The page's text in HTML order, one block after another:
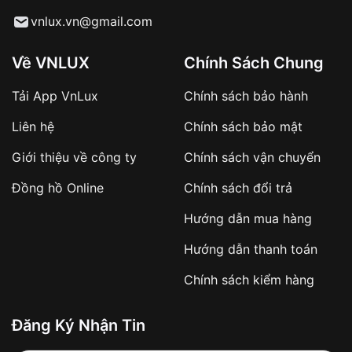
chỉnh độ dài phù hợp với mọi kích thước cổ tay.
Kích thước mặt số 41mm là kích thước phổ
Mặt số có độ dày vừa phải, tạo cảm giác thanh
lịch và tinh tế.
Từ khóa SEO:
sản phẩm đặc biệt
hàng
Số tiền còn lại thanh toán khi nhận hàng hoặc
✔️ Đảm bảo xử lý đơn hàng nhanh chóng
✔️ Hạn chế tình trạng hủy đơn không mong
Từ khóa SEO:
vnlux.vn@gmail.com
Về VNLUX
Tải App VnLux
Liên hệ
Giới thiệu về công ty
Đồng hồ Online
Chính Sách Chung
Chính sách bảo hành
Chính sách bảo mật
Chính sách vận chuyển
Chính sách đổi trả
Hướng dẫn mua hàng
Hướng dẫn thanh toán
Chính sách kiểm hàng
Đăng Ký Nhận Tin